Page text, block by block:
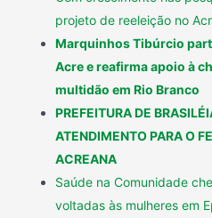
projeto de reeleição no
Marquinhos Tibúrcio
Acre e reafirma apoio à
multidão em Rio Branco
PREFEITURA DE
ATENDIMENTO PARA O
ACREANA
Saúde na Comunidade
voltadas às mulheres em